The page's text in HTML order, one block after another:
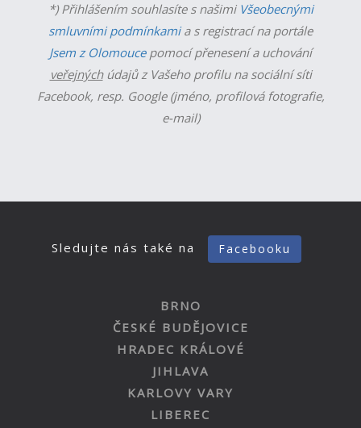
*) Přihlášením souhlasíte s našimi Všeobecnými
smluvními podmínkamia s registrací na portále
Jsem z Olomoucepomocí přenesení a uchování
veřejnýchúdajů z Vašeho profilu na sociální síti
Facebook, resp. Google (jméno, profilová fotografie,
e-mail)
Sledujte nás také na Facebooku
BRNO
ČESKÉ BUDĚJOVICE
HRADEC KRÁLOVÉ
JIHLAVA
KARLOVY VARY
LIBEREC